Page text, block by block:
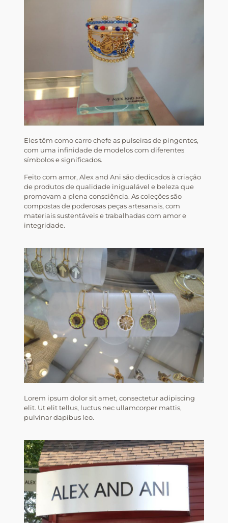
Eles têm como carro chefe as pulseiras de pingentes,
com uma infinidade de modelos com diferentes
símbolos e significados.
Feito com amor, Alex and Ani são dedicados à criação
de produtos de qualidade inigualável e beleza que
promovam a plena consciência. As coleções são
compostas de poderosas peças artesanais, com
materiais sustentáveis e trabalhadas com amor e
integridade.
Lorem ipsum dolor sit amet, consectetur adipiscing
elit. Ut elit tellus, luctus nec ullamcorper mattis,
pulvinar dapibus leo.